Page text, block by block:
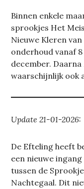
Binnen enkele
sprookjes Het
Nieuwe Kleren
onderhoud vanaf
december.
waarschijnlijk ook
Update 21-01-2026:
De Efteling heeft
een nieuwe
tussen de
Nachtegaal. Dit